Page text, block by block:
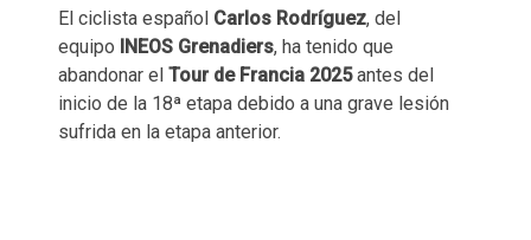
El ciclista español Carlos Rodríguez, del
equipo INEOS Grenadiers, ha tenido que
abandonar el Tour de Francia 2025antes del
inicio de la 18ª etapa debido a una grave lesión
sufrida en la etapa anterior.